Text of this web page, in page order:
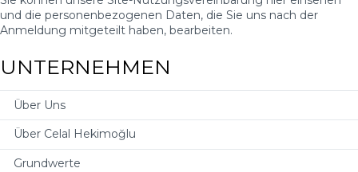
und die personenbezogenen Daten, die Sie uns nach der
Anmeldung mitgeteilt haben, bearbeiten.
UNTERNEHMEN
Über Uns
Über Celal Hekimoğlu
Grundwerte